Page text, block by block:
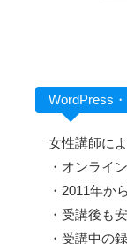
WordPress・
女性講師に
・オンライ
・2011年か
・受講後も
・受講中の